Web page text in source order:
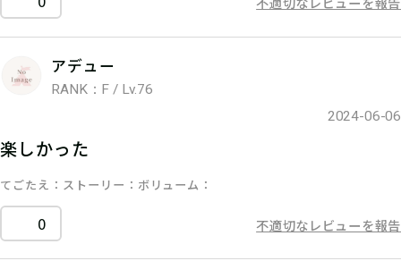
アデュー
RANK：F / Lv.76
2024-06-06
楽しかった
てごたえ ストーリー ボリューム
0 不適切なレビューを報告